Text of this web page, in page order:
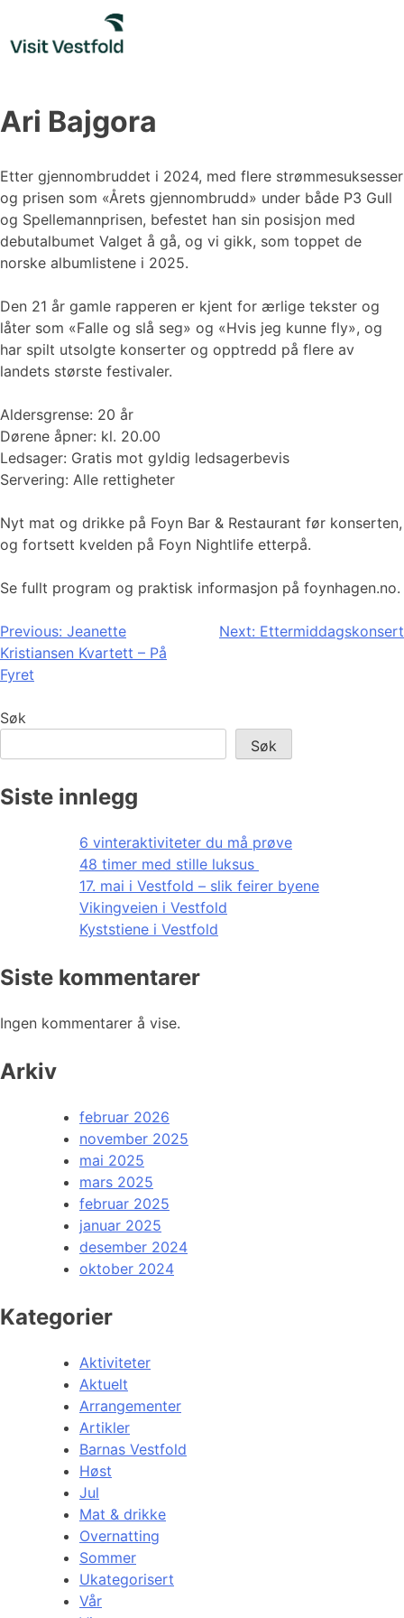
content
Ari Bajgora
Etter gjennombruddet i 2024, med flere strømmesuksesser
og prisen som «Årets gjennombrudd» under både P3 Gull
og Spellemannprisen, befestet han sin posisjon med
debutalbumet Valget å gå, og vi gikk, som toppet de
norske albumlistene i 2025.
Den 21 år gamle rapperen er kjent for ærlige tekster og
låter som «Falle og slå seg» og «Hvis jeg kunne fly», og
har spilt utsolgte konserter og opptredd på flere av
landets største festivaler.
Aldersgrense: 20 år
Dørene åpner: kl. 20.00
Ledsager: Gratis mot gyldig ledsagerbevis
Servering: Alle rettigheter
Nyt mat og drikke på Foyn Bar & Restaurant før konserten,
og fortsett kvelden på Foyn Nightlife etterpå.
Se fullt program og praktisk informasjon på foynhagen.no.
Innleggsnavigasjon
Previous: Jeanette
Kristiansen Kvartett – På
Fyret
Next: Ettermiddagskonsert
Søk
Søk
Siste innlegg
6 vinteraktiviteter du må prøve
48 timer med stille luksus
17. mai i Vestfold – slik feirer byene
Vikingveien i Vestfold
Kyststiene i Vestfold
Siste kommentarer
Ingen kommentarer å vise.
Arkiv
februar 2026
november 2025
mai 2025
mars 2025
februar 2025
januar 2025
desember 2024
oktober 2024
Kategorier
Aktiviteter
Aktuelt
Arrangementer
Artikler
Barnas Vestfold
Høst
Jul
Mat & drikke
Overnatting
Sommer
Ukategorisert
Vår